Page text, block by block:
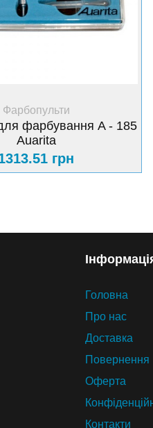
+ Купити
Фарбопульти
фарбування A - 185
Auarita
грн
Головна
Про нас
Доставка
Повернення
Оферта
Контакти